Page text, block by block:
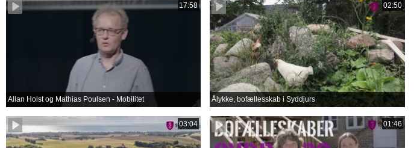
17:58
Allan Holst og Mathias Poulsen - Mobilitet
02:50
Ålykke, bofællesskab i Syddjurs
03:04 01:46